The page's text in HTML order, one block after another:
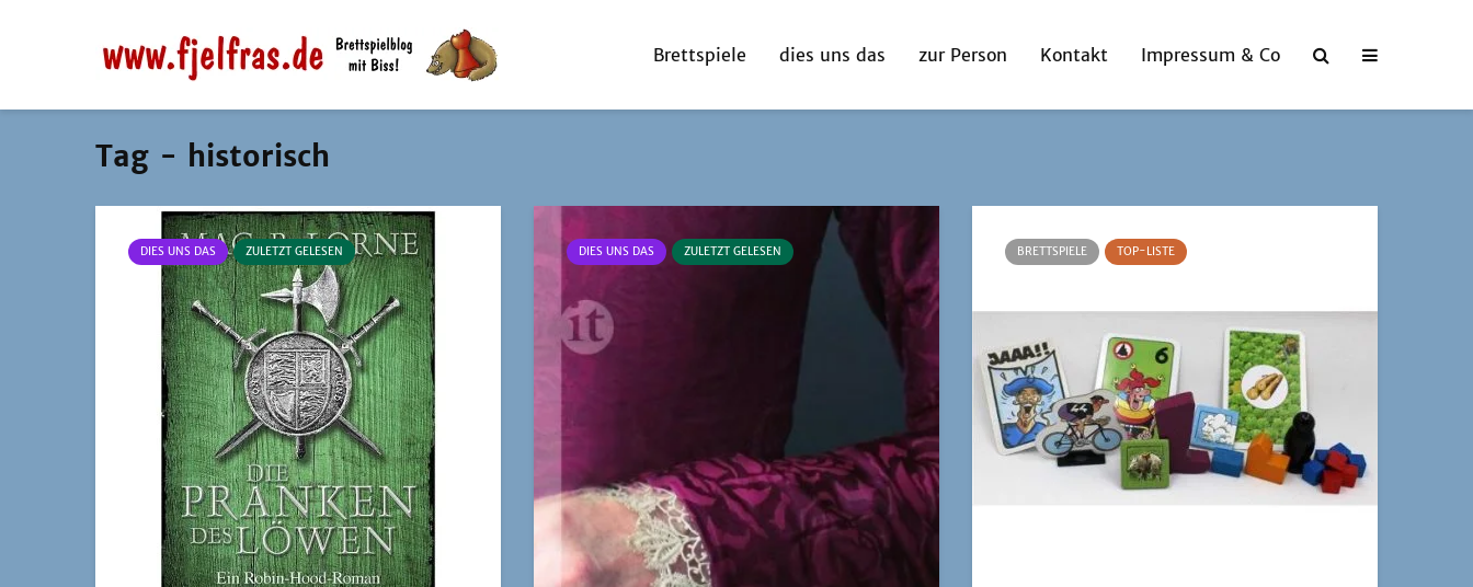
Brettspiele dies uns das zur Person Kontakt Impressum & Co
Tag - historisch
DIES UNS DAS ZULETZT GELESEN DIES UNS DAS ZULETZT GELESEN BRETTSPIELE TOP-LISTE